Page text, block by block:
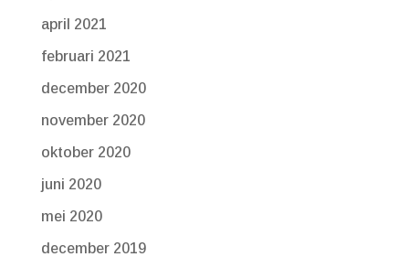
april 2021
februari 2021
december 2020
november 2020
oktober 2020
juni 2020
mei 2020
december 2019